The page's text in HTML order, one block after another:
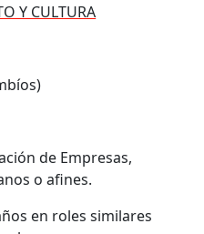
Y CULTURA
de Empresas,
o afines.
en roles similares